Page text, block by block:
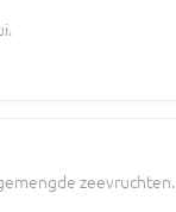
zeevruchten.